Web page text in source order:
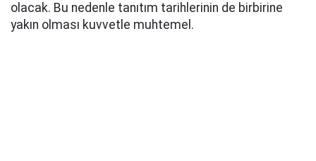
olacak. Bu nedenle tanıtım tarihlerinin de birbirine
yakın olması kuvvetle muhtemel.